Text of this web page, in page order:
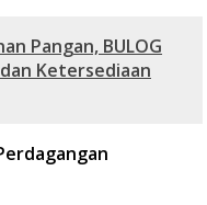
Pangan, BULOG
Ketersediaan